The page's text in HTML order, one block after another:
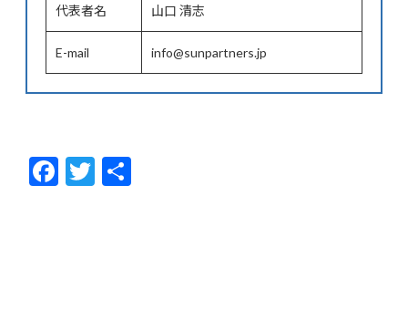
代表者名 山口 清志
E-mail info@sunpartners.jp
F
ac
T
w